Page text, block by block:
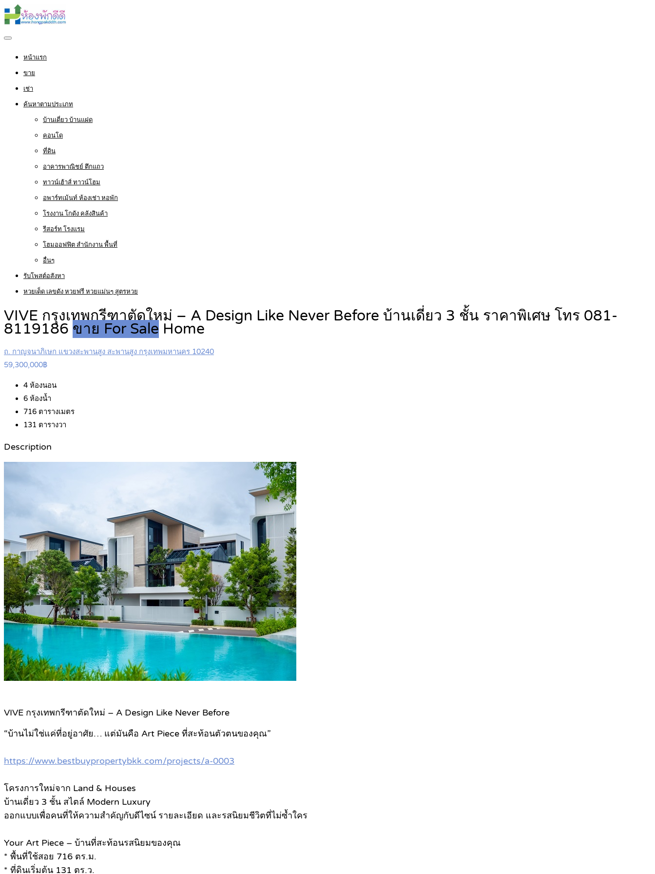
หน้าแรก
ขาย
เช่า
ค้นหาตามประเภท
บ้านเดี่ยว บ้านแฝด
คอนโด
ที่ดิน
อาคารพาณิชย์ ตึกแถว
ทาวน์เฮ้าส์ ทาวน์โฮม
อพาร์ทเม้นท์ ห้องเช่า หอพัก
โรงงาน โกดัง คลังสินค้า
รีสอร์ท โรงแรม
โฮมออฟฟิต สำนักงาน พื้นที่
อื่นๆ
รับโพสต์อสังหา
หวยเด็ด เลขดัง หวยฟรี หวยแม่นๆ สูตรหวย
VIVE กรุงเทพกรีฑาตัดใหม่ – A Design Like Never Before บ้านเดี่ยว 3 ชั้น ราคาพิเศษ โทร 081-
8119186 ขาย For Sale Home
ถ. กาญจนาภิเษก แขวงสะพานสูง สะพานสูง กรุงเทพมหานคร 10240
59,300,000฿
4 ห้องนอน
6 ห้องน้ำ
716 ตารางเมตร
131 ตารางวา
Description
VIVE กรุงเทพกรีฑาตัดใหม่ – A Design Like Never Before
“บ้านไม่ใช่แค่ที่อยู่อาศัย… แต่มันคือ Art Piece ที่สะท้อนตัวตนของคุณ”
https://www.bestbuypropertybkk.com/projects/a-0003
โครงการใหม่จาก Land & Houses
บ้านเดี่ยว 3 ชั้น สไตล์ Modern Luxury
ออกแบบเพื่อคนที่ให้ความสำคัญกับดีไซน์ รายละเอียด และรสนิยมชีวิตที่ไม่ซ้ำใคร
Your Art Piece – บ้านที่สะท้อนรสนิยมของคุณ
* พื้นที่ใช้สอย 716 ตร.ม.
* ที่ดินเริ่มต้น 131 ตร.ว.